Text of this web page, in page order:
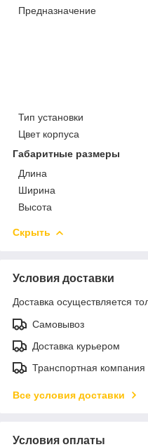
Предназначение
Тип установки
Цвет корпуса
Габаритные размеры
Длина
Ширина
Высота
Скрыть
Условия доставки
Доставка осуществляется
Самовывоз
Доставка курьером
Транспортная компания
Все условия доставки
Условия оплаты